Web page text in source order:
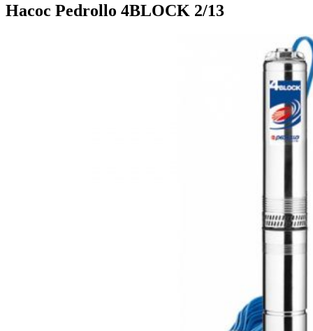
Насос Pedrollo 4BLOCK 2/13